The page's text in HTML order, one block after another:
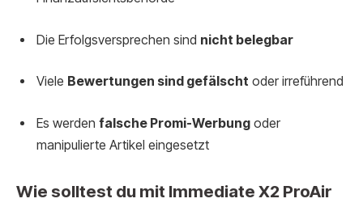
Die Erfolgsversprechen sind nicht belegbar
Viele Bewertungen sind gefälscht oder irreführend
Es werden falsche Promi-Werbung oder
manipulierte Artikel eingesetzt
Wie solltest du mit Immediate X2 ProAir